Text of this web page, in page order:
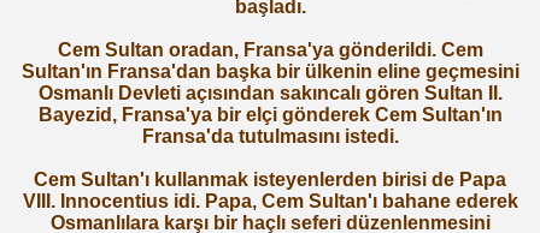
başladı.
Cem Sultan oradan, Fransa'ya gönderildi. Cem
Sultan'ın Fransa'dan başka bir ülkenin eline geçmesini
Osmanlı Devleti açısından sakıncalı gören Sultan II.
Bayezid, Fransa'ya bir elçi gönderek Cem Sultan'ın
Fransa'da tutulmasını istedi.
Cem Sultan'ı kullanmak isteyenlerden birisi de Papa
VIII. Innocentius idi. Papa, Cem Sultan'ı bahane ederek
Osmanlılara karşı bir haçlı seferi düzenlenmesini